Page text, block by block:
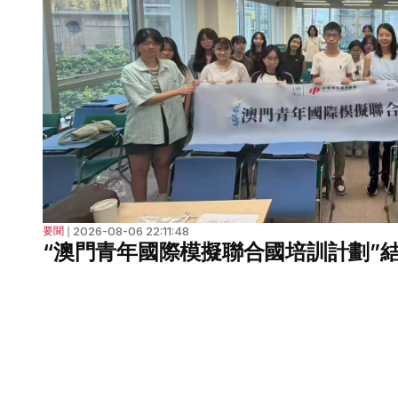
要聞 ❘ 2026-08-06 22:11:48
“澳門青年國際模擬聯合國培訓計劃”